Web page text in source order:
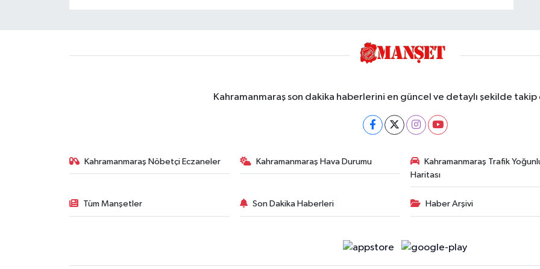
Kahramanmaraş son dakika haberlerini en güncel ve detaylı şekilde
Kahramanmaraş Nöbetçi Eczaneler Kahramanmaraş Hava Durumu
Kahramanmaraş Trafik
Haritası
Tüm Manşetler Son Dakika Haberleri Haber Arşivi